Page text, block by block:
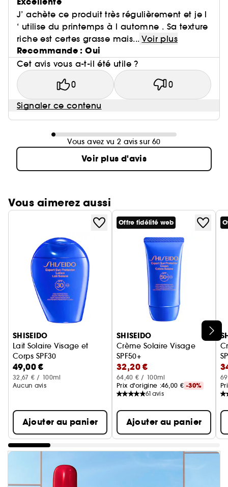
J’ achète ce produit très régulièrement et je l
‘ utilise du printemps à l automne . Sa texture
riche est certes grasse mais... Voir plus
Recommande : Oui
Cet avis vous a-t-il été utile ?
0 0
Signaler ce contenu
Vous avez vu 2 avis sur 60
Voir plus d'avis
Vous aimerez aussi
Ignorer le carrousel produits
SHISEIDO
Lait Solaire Visage et
Corps SPF30
Lait solaire
49,00 €
32,67 € / 100ml
Aucun avis
Ajouter au panier
Offre fidélité web
SHISEIDO
Crème Solaire Visage
SPF50+
Crème solaire
32,20 €
64,40 € / 100ml
Prix d'origine :46,00 € -30%
61 avis
Ajouter au panier